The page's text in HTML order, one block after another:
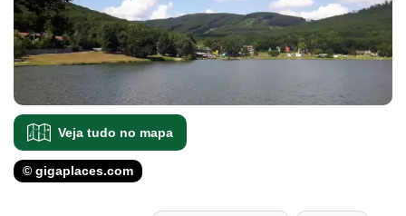
Veja tudo no mapa
© gigaplaces.com